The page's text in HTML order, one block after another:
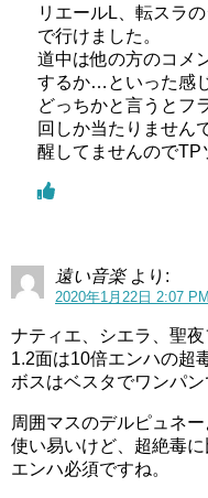
リエールL、転スラ
で行けました。
道中は他の方のコメ
するか…といった感じ
どっちかと言うとフ
回しか当たりません
醒してませんのでTP
遠い音楽 より:
2020年1月22日 2:07 PM
ナティエ、シエラ、聖夜
1.2面は10倍エンハの超
ボスはベスタでワンパン
周囲マスのデルピュネ
使い易いけど、超絶毒
エンハ必須ですね。